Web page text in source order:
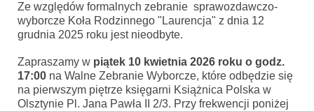
Ze względów formalnych zebranie sprawozdawczo-
wyborcze Koła Rodzinnego "Laurencja" z dnia 12
grudnia 2025 roku jest nieodbyte.
Zapraszamy w piątek 10 kwietnia 2026 roku o godz.
17:00 na Walne Zebranie Wyborcze, które odbędzie się
na pierwszym piętrze księgarni Książnica Polska w
Olsztynie Pl. Jana Pawła II 2/3. Przy frekwencji poniżej